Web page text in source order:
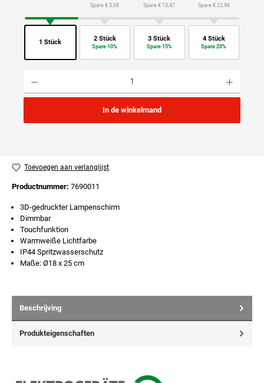
1 Stück
Spare € 5,98
2 Stück
Spare 10%
Spare € 13,47
3 Stück
Spare 15%
Spare € 23,96
4 Stück
Spare 20%
In de winkelmand
Toevoegen aan verlanglijst
Productnummer: 7690011
3D-gedruckter Lampenschirm
Dimmbar
Touchfunktion
Warmweiße Lichtfarbe
IP44 Spritzwasserschutz
Maße: Ø18 x 25 cm
Beschrijving
Produkteigenschaften